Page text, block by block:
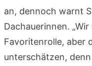
an, dennoch warnt
Dachauerinnen.
Favoritenrolle, aber
unterschätzen,